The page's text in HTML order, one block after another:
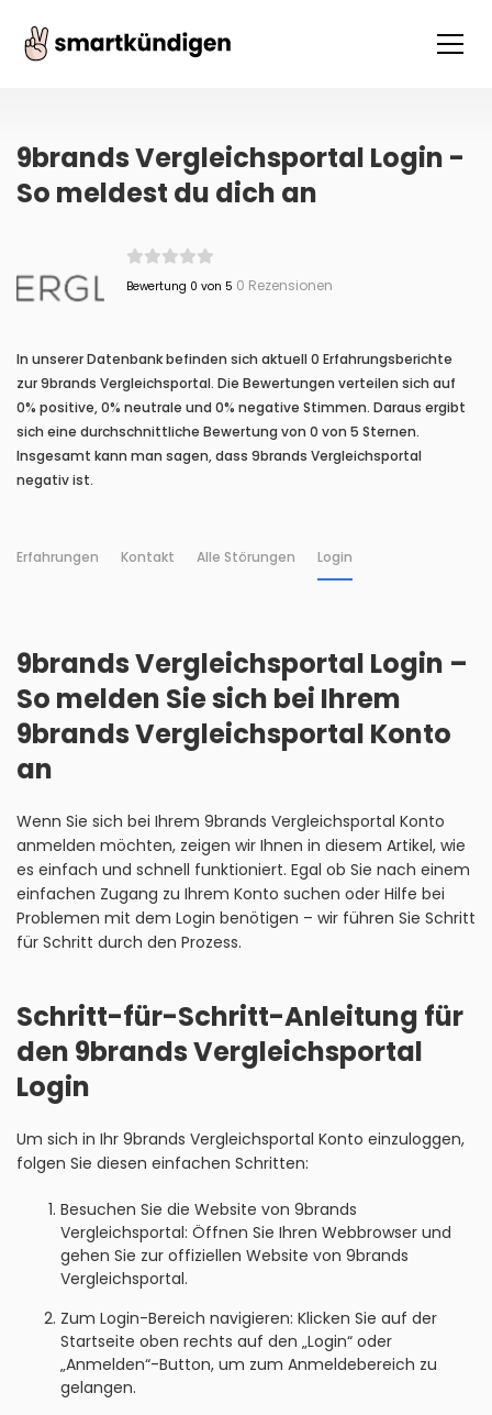
9brands Vergleichsportal Login -
So meldest du dich an
Bewertung 0 von 5 0 Rezensionen
In unserer Datenbank befinden sich aktuell 0 Erfahrungsberichte
zur 9brands Vergleichsportal. Die Bewertungen verteilen sich auf
0% positive, 0% neutrale und 0% negative Stimmen. Daraus ergibt
sich eine durchschnittliche Bewertung von 0 von 5 Sternen.
Insgesamt kann man sagen, dass 9brands Vergleichsportal
negativ ist.
Erfahrungen Kontakt Alle Störungen Login
9brands Vergleichsportal Login –
So melden Sie sich bei Ihrem
9brands Vergleichsportal Konto
an
Wenn Sie sich bei Ihrem 9brands Vergleichsportal Konto
anmelden möchten, zeigen wir Ihnen in diesem Artikel, wie
es einfach und schnell funktioniert. Egal ob Sie nach einem
einfachen Zugang zu Ihrem Konto suchen oder Hilfe bei
Problemen mit dem Login benötigen – wir führen Sie Schritt
für Schritt durch den Prozess.
Schritt-für-Schritt-Anleitung für
den 9brands Vergleichsportal
Login
Um sich in Ihr 9brands Vergleichsportal Konto einzuloggen,
folgen Sie diesen einfachen Schritten:
Besuchen Sie die Website von 9brands
Vergleichsportal: Öffnen Sie Ihren Webbrowser und
gehen Sie zur offiziellen Website von 9brands
Vergleichsportal.
Zum Login-Bereich navigieren: Klicken Sie auf der
Startseite oben rechts auf den „Login“ oder
„Anmelden“-Button, um zum Anmeldebereich zu
gelangen.